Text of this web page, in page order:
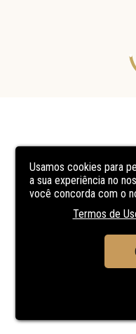
Usamos cookies para
a sua experiência no
você concorda com o
Termos de